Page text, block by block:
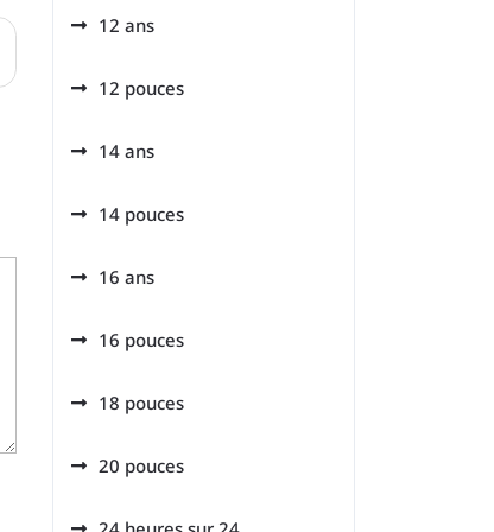
12 ans
12 pouces
14 ans
14 pouces
16 ans
16 pouces
18 pouces
20 pouces